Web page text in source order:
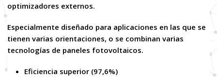
optimizadores externos.
Especialmente diseñado para aplicaciones en las que se
tienen varias orientaciones, o se combinan varias
tecnologías de paneles fotovoltaicos.
Eficiencia superior (97,6%)